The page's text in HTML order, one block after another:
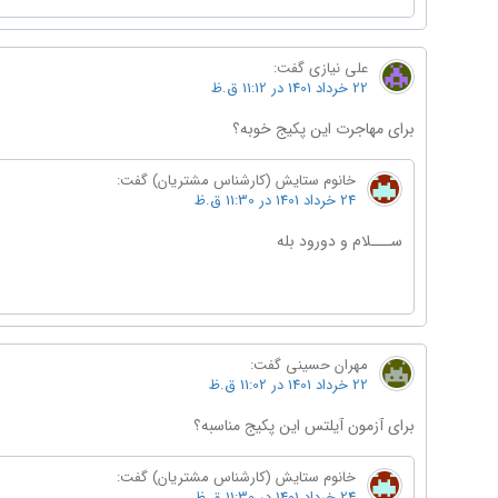
علی نیازی گفت:
22 خرداد 1401 در 11:12 ق.ظ
برای مهاجرت این پکیج خوبه؟
خانوم ستایش (کارشناس مشتریان) گفت:
24 خرداد 1401 در 11:30 ق.ظ
ســـلام و دورود بله
مهران حسینی گفت:
22 خرداد 1401 در 11:02 ق.ظ
برای آزمون آیلتس این پکیج مناسبه؟
خانوم ستایش (کارشناس مشتریان) گفت: